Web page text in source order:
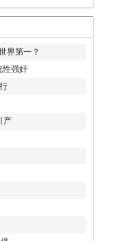
界第一？
性强奸
产